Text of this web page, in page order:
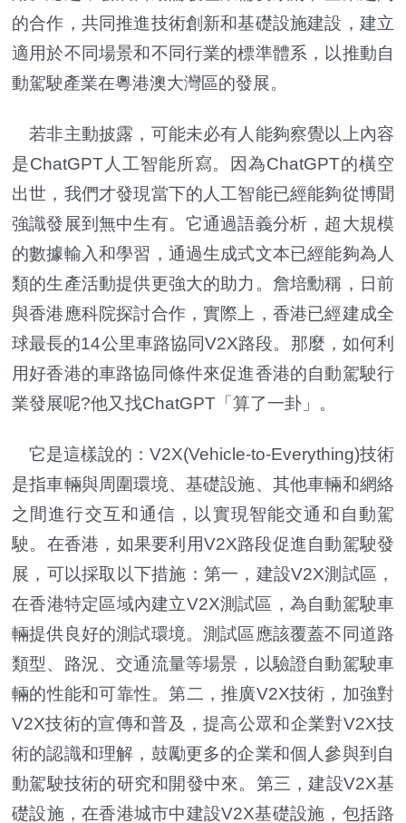
的合作，共同推進技術創新和基礎設施建設，建立
適用於不同場景和不同行業的標準體系，以推動自
動駕駛產業在粵港澳大灣區的發展。
若非主動披露，可能未必有人能夠察覺以上內容
是ChatGPT人工智能所寫。因為ChatGPT的橫空
出世，我們才發現當下的人工智能已經能夠從博聞
強識發展到無中生有。它通過語義分析，超大規模
的數據輸入和學習，通過生成式文本已經能夠為人
類的生產活動提供更強大的助力。詹培勳稱，日前
與香港應科院探討合作，實際上，香港已經建成全
球最長的14公里車路協同V2X路段。那麼，如何利
用好香港的車路協同條件來促進香港的自動駕駛行
業發展呢?他又找ChatGPT「算了一卦」。
它是這樣說的：V2X(Vehicle-to-Everything)技術
是指車輛與周圍環境、基礎設施、其他車輛和網絡
之間進行交互和通信，以實現智能交通和自動駕
駛。在香港，如果要利用V2X路段促進自動駕駛發
展，可以採取以下措施：第一，建設V2X測試區，
在香港特定區域內建立V2X測試區，為自動駕駛車
輛提供良好的測試環境。測試區應該覆蓋不同道路
類型、路況、交通流量等場景，以驗證自動駕駛車
輛的性能和可靠性。第二，推廣V2X技術，加強對
V2X技術的宣傳和普及，提高公眾和企業對V2X技
術的認識和理解，鼓勵更多的企業和個人參與到自
動駕駛技術的研究和開發中來。第三，建設V2X基
礎設施，在香港城市中建設V2X基礎設施，包括路